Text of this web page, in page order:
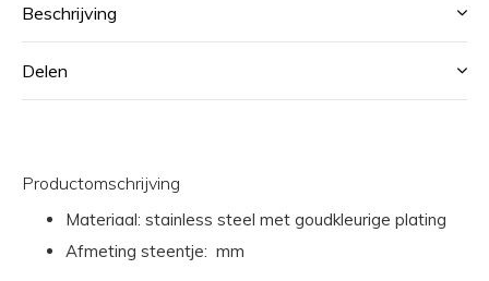
Beschrijving
Delen
Productomschrijving
Materiaal: stainless steel met goudkleurige plating
Afmeting steentje: mm